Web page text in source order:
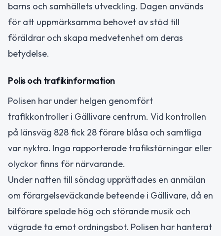
barns och samhällets utveckling. Dagen används
för att uppmärksamma behovet av stöd till
föräldrar och skapa medvetenhet om deras
betydelse.
Polis och trafikinformation
Polisen har under helgen genomfört
trafikkontroller i Gällivare centrum. Vid kontrollen
på länsväg 828 fick 28 förare blåsa och samtliga
var nyktra. Inga rapporterade trafikstörningar eller
olyckor finns för närvarande.
Under natten till söndag upprättades en anmälan
om förargelseväckande beteende i Gällivare, då en
bilförare spelade hög och störande musik och
vägrade ta emot ordningsbot. Polisen har hanterat